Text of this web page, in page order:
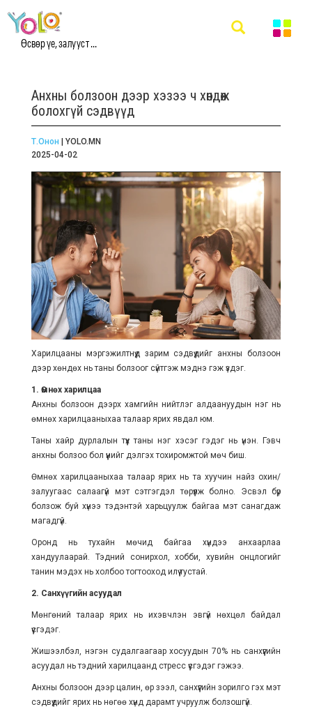
Өсвөр үе, залууст ...
Анхны болзоон дээр хэзээ ч хөндөж
болохгүй сэдвүүд
Т.Онон | YOLO.MN
2025-04-02
Харилцааны мэргэжилтнүүд зарим сэдвүүдийг анхны болзоон
дээр хөндөх нь таны болзоог сүйтгэж мэднэ гэж үздэг.
1. Өмнөх харилцаа
Анхны болзоон дээрх хамгийн нийтлэг алдаануудын нэг нь
өмнөх харилцааныхаа талаар ярих явдал юм.
Таны хайр дурлалын түүх таны нэг хэсэг гэдэг нь үнэн. Гэвч
анхны болзоо бол үүнийг дэлгэх тохиромжтой мөч биш.
Өмнөх харилцааныхаа талаар ярих нь та хуучин найз охин/
залуугаас салаагүй мэт сэтгэгдэл төрүүлж болно. Эсвэл бүр
болзож буй хүнээ тэдэнтэй харьцуулж байгаа мэт санагдаж
магадгүй.
Оронд нь тухайн мөчид байгаа хүндээ анхаарлаа
хандуулаарай. Тэдний сонирхол, хобби, хувийн онцлогийг
танин мэдэх нь холбоо тогтооход илүү тустай.
2. Санхүүгийн асуудал
Мөнгөний талаар ярих нь ихэвчлэн эвгүй нөхцөл байдал
үүсгэдэг.
Жишээлбэл, нэгэн судалгаагаар хосуудын 70% нь санхүүгийн
асуудал нь тэдний харилцаанд стресс үүсгэдэг гэжээ.
Анхны болзоон дээр цалин, өр зээл, санхүүгийн зорилго гэх мэт
сэдвүүдийг ярих нь нөгөө хүнд дарамт учруулж болзошгүй.